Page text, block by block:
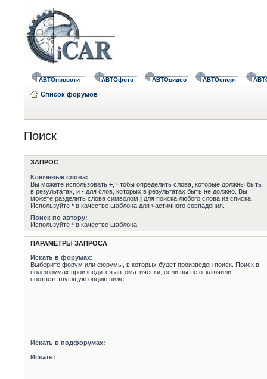
АВТОновости АВТОфото АВТОвидео АВТОспорт
Список форумов
Поиск
ЗАПРОС
Ключевые слова:
Вы можете использовать + , чтобы определить слова, которые должны быть
в результатах, и - для слов, которых в результатах быть не должно. Вы
можете разделить слова символом | для поиска любого слова из списка.
Используйте * в качестве шаблона для частичного совпадения.
Поиск по автору:
Используйте * в качестве шаблона.
ПАРАМЕТРЫ ЗАПРОСА
Искать в форумах:
Выберите форум или форумы, в которых будет произведен поиск. Поиск в
подфорумах производится автоматически, если вы не отключили
соответствующую опцию ниже.
Искать в подфорумах:
Искать: